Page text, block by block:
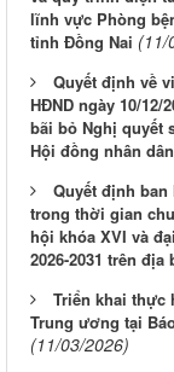
lĩnh vực Phòng
tỉnh Đồng Nai (11/
Quyết định về
HĐND ngày 10/12/
bãi bỏ Nghị quyết
Hội đồng nhân
Quyết định
trong thời gian
hội khóa XVI và
2026-2031 trên
Triển khai thực
Trung ương tại
(11/03/2026)